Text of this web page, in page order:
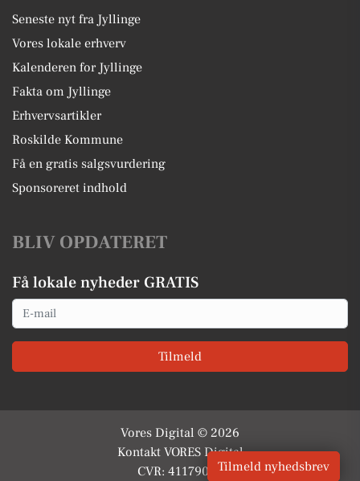
Seneste nyt fra Jyllinge
Vores lokale erhverv
Kalenderen for Jyllinge
Fakta om Jyllinge
Erhvervsartikler
Roskilde Kommune
Få en gratis salgsvurdering
Sponsoreret indhold
BLIV OPDATERET
Få lokale nyheder GRATIS
Email
Tilmeld
Vores Digital © 2026
Kontakt VORES Digital
CVR: 41179082Tilmeld nyhedsbrev